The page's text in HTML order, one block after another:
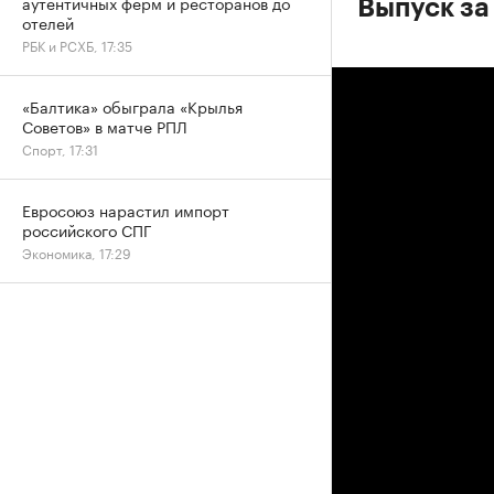
Выпуск
отелей
РБК и РСХБ, 17:35
«Балтика» обыграла «Крылья
Советов» в матче РПЛ
Спорт, 17:31
Евросоюз нарастил импорт
российского СПГ
Экономика, 17:29